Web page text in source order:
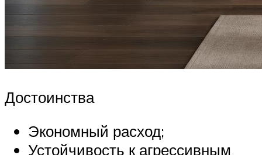
Достоинства
Экономный расход;
Устойчивость к агрессивным